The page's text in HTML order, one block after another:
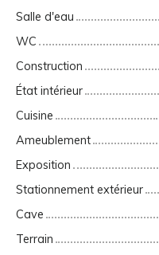
Salle d'eau
WC
Construction
État intérieur
Cuisine
Ameublement
Exposition
Stationnement extérieur
Cave
Terrain